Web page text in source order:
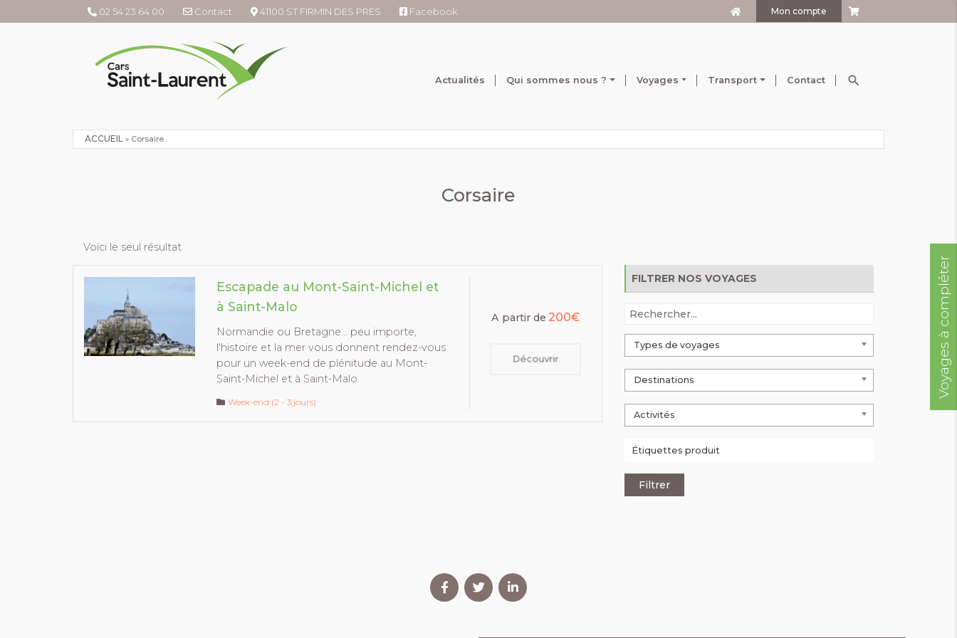
02 54 23 64 00 Contact 41100 ST FIRMIN DES PRES Facebook Mon compte
Actualités Qui sommes nous ? Voyages Transport Contact search
ACCUEIL » Corsaire
Corsaire
Voici le seul résultat
Escapade au Mont-Saint-Michel et
à Saint-Malo
Normandie ou Bretagne… peu importe,
l'histoire et la mer vous donnent rendez-vous
pour un week-end de plénitude au Mont-
Saint-Michel et à Saint-Malo.
Week-end (2 - 3 jours)
A partir de 200€
Découvrir
FILTRER NOS VOYAGES
Types de voyages
Destinations
Activités
Voyages à compléter